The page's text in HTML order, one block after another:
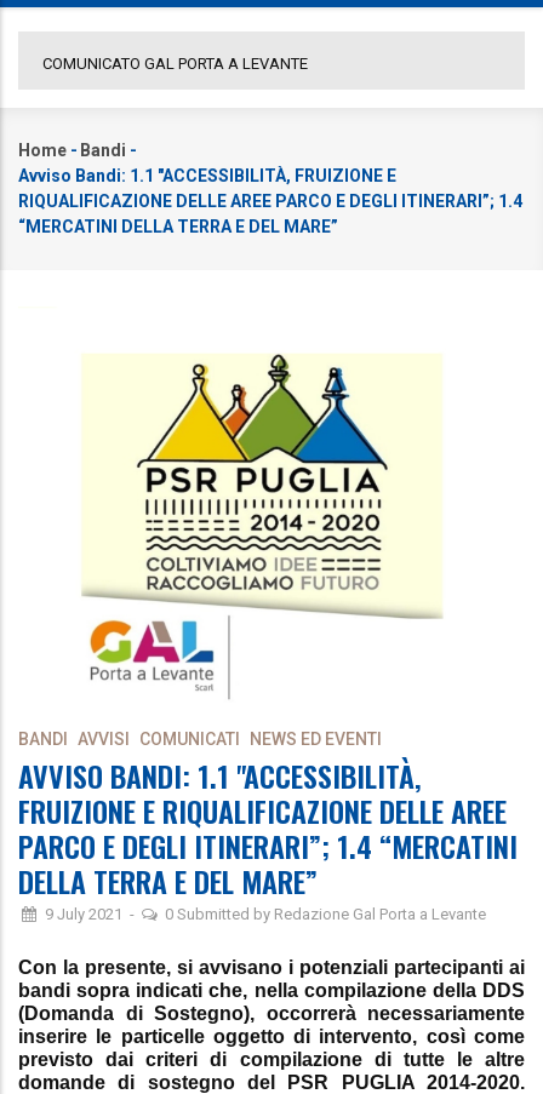
DESIGN E INNOVAZIONE DIGITALE PER LE ARTI E I
Briciole
di
pane
Home - Bandi -
Avviso Bandi: 1.1 "ACCESSIBILITÀ, FRUIZIONE E
RIQUALIFICAZIONE DELLE AREE PARCO E DEGLI ITINERARI”; 1.4
“MERCATINI DELLA TERRA E DEL MARE”
BANDI AVVISI COMUNICATI NEWS ED EVENTI
AVVISO BANDI: 1.1 "ACCESSIBILITÀ,
FRUIZIONE E RIQUALIFICAZIONE DELLE AREE
PARCO E DEGLI ITINERARI”; 1.4 “MERCATINI
DELLA TERRA E DEL MARE”
9 July 2021 - 0 Submitted by Redazione Gal Porta a Levante
Con la presente, si avvisano i potenziali partecipanti ai
bandi sopra indicati che, nella compilazione della DDS
(Domanda di Sostegno), occorrerà necessariamente
inserire le particelle oggetto di intervento, così come
previsto dai criteri di compilazione di tutte le altre
domande di sostegno del PSR PUGLIA 2014-2020.